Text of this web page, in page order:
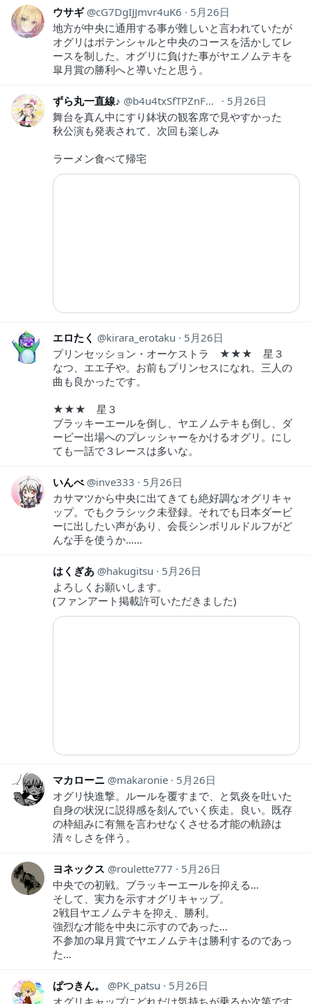
ウサギ cG7DgIJJmvr4uK6
5月26日
地方が中央に通用する事が難しいと言われていたが
オグリはポテンシャルと中央のコースを活かしてレ
ースを制した。オグリに負けた事がヤエノムテキを
皐月賞の勝利へと導いたと思う。
ずら丸一直線♪ b4u4txSfTPZnFQQ
5月26日
舞台を真ん中にすり鉢状の観客席で見やすかった
秋公演も発表されて、次回も楽しみ
ラーメン食べて帰宅
エロたく kirara_erotaku
5月26日
プリンセッション・オーケストラ ★★★ 星３
なつ、エエ子や。お前もプリンセスになれ。三人の
曲も良かったです。
★★★ 星３
ブラッキーエールを倒し、ヤエノムテキも倒し、ダ
ービー出場へのプレッシャーをかけるオグリ。にし
ても一話で３レースは多いな。
いんべ inve333
5月26日
カサマツから中央に出てきても絶好調なオグリキャ
ップ。でもクラシック未登録。それでも日本ダービ
ーに出したい声があり、会長シンボリルドルフがど
んな手を使うか……
はくぎあ hakugitsu
5月26日
よろしくお願いします。
(ファンアート掲載許可いただきました)
マカローニ makaronie
5月26日
オグリ快進撃。ルールを覆すまで、と気炎を吐いた
自身の状況に説得感を刻んでいく疾走。良い。既存
の枠組みに有無を言わせなくさせる才能の軌跡は
清々しさを伴う。
ヨネックス roulette777
5月26日
中央での初戦。ブラッキーエールを抑える…
そして、実力を示すオグリキャップ。
2戦目ヤエノムテキを抑え、勝利。
強烈な才能を中央に示すのであった…
不参加の皐月賞でヤエノムテキは勝利するのであっ
た…
ぱつきん。 PK_patsu
5月26日
オグリキャップにどれだけ気持ちが乗るか次第です